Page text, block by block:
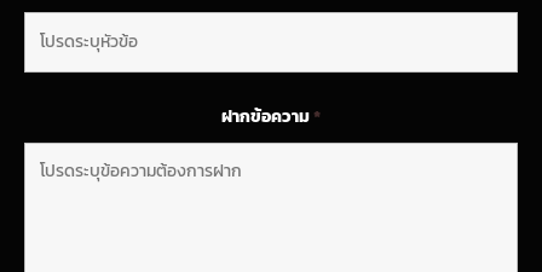
ฝากข้อความ*